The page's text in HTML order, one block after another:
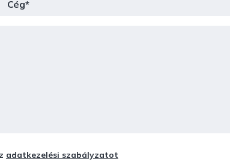
adatkezelési szabályzatot